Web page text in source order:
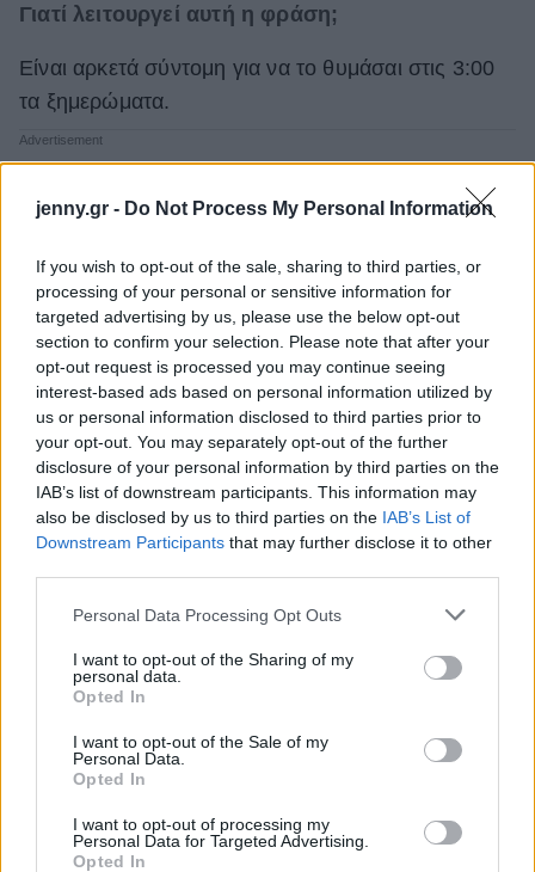
jenny.gr - Do Not Process My Personal Information
If you wish to opt-out of the sale, sharing to third parties, or
processing of your personal or sensitive information for
targeted advertising by us, please use the below opt-out
section to confirm your selection. Please note that after your
opt-out request is processed you may continue seeing
interest-based ads based on personal information utilized by
us or personal information disclosed to third parties prior to
your opt-out. You may separately opt-out of the further
disclosure of your personal information by third parties on the
IAB’s list of downstream participants. This information may
also be disclosed by us to third parties on the IAB’s List of
Downstream Participants that may further disclose it to other
Please note that this website/app uses one or more Google
not limited to your visit or usage behaviour. You may click to
grant or deny consent to Google and its third-party tags to
use your data for below specified purposes in below Google
consent section.
Personal Data Processing Opt Outs
I want to opt-out of the Sharing of my
personal data.
Opted In
I want to opt-out of the Sale of my
Personal Data.
Opted In
I want to opt-out of processing my
Personal Data for Targeted Advertising.
Opted In
Γιατί λειτουργεί αυτή η φράση;
Είναι αρκετά σύντομη για να το θυμάσαι στις 3:00
τα ξημερώματα.